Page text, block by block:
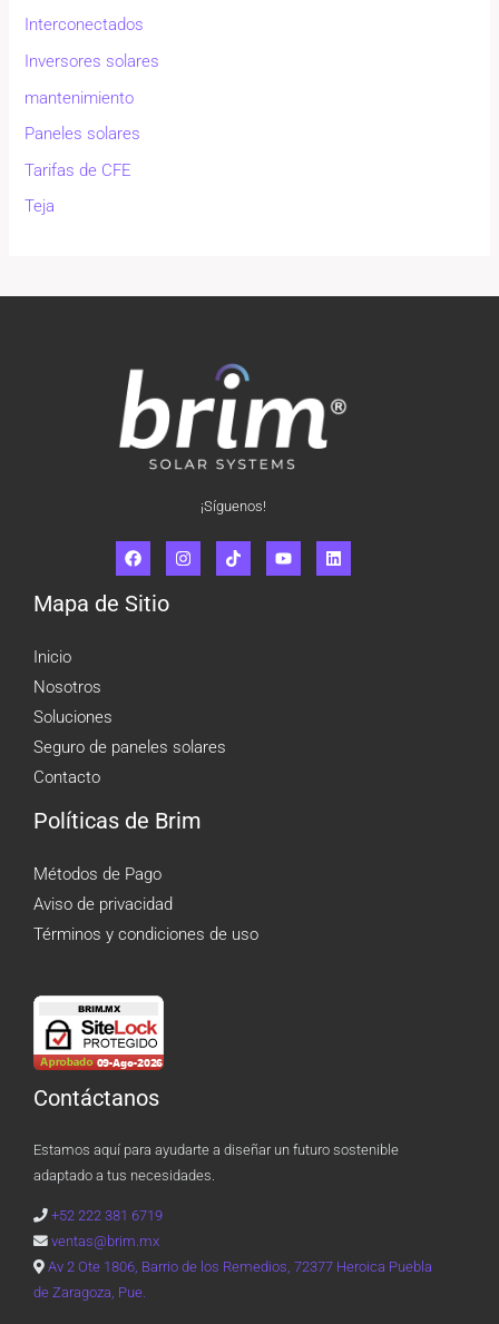
Interconectados
Inversores solares
mantenimiento
Paneles solares
Tarifas de CFE
Teja
¡Síguenos!
Mapa de Sitio
Inicio
Nosotros
Soluciones
Seguro de paneles solares
Contacto
Políticas de Brim
Métodos de Pago
Aviso de privacidad
Términos y condiciones de uso
Contáctanos
Estamos aquí para ayudarte a diseñar un futuro sostenible
adaptado a tus necesidades.
+52 222 381 6719
ventas@brim.mx
Av 2 Ote 1806, Barrio de los Remedios, 72377 Heroica Puebla
de Zaragoza, Pue.